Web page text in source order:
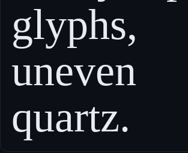
glyphs,
uneven
quartz.